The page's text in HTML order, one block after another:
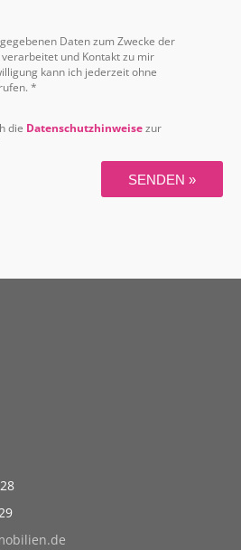
Daten zum Zwecke der
und Kontakt zu mir
kann ich jederzeit ohne
*
die Datenschutzhinweisezur
SENDEN »